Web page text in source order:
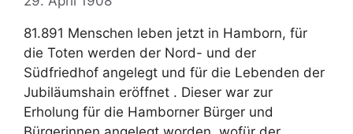
81.891 Menschen leben jetzt in Hamborn, für
die Toten werden der Nord- und der
Südfriedhof angelegt und für die Lebenden der
Jubiläumshain eröffnet . Dieser war zur
Erholung für die Hamborner Bürger und